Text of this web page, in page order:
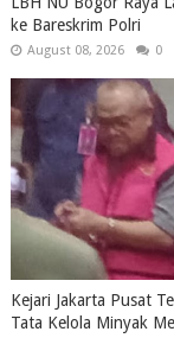
ke Bareskrim Polri
August 08, 2026 0
Kejari Jakarta Pusat
Tata Kelola Minyak